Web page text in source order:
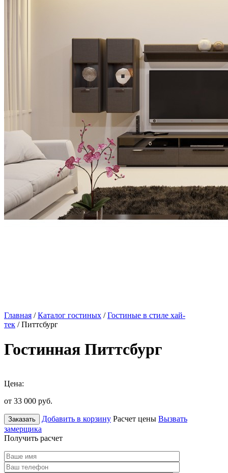
Главная /Каталог гостиных /Гостиные в стиле хай-
тек / Питтсбург
Гостинная Питтсбург
Цена:
от 33 000 руб.
Заказать Добавить в корзину Расчет цены Вызвать
замерщика
Получить расчет